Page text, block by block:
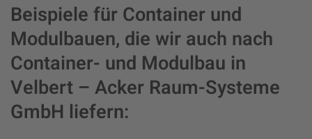
Beispiele für Container und
Modulbauen, die wir auch nach
Container- und Modulbau in
Velbert – Acker Raum-Systeme
GmbH liefern: